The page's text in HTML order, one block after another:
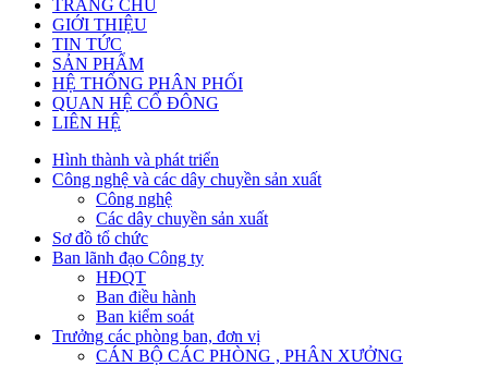
TRANG CHỦ
GIỚI THIỆU
TIN TỨC
SẢN PHẨM
HỆ THỐNG PHÂN PHỐI
QUAN HỆ CỔ ĐÔNG
LIÊN HỆ
Hình thành và phát triển
Công nghệ và các dây chuyền sản xuất
Công nghệ
Các dây chuyền sản xuất
Sơ đồ tổ chức
Ban lãnh đạo Công ty
HĐQT
Ban điều hành
Ban kiểm soát
Trưởng các phòng ban, đơn vị
CÁN BỘ CÁC PHÒNG , PHÂN XƯỞNG